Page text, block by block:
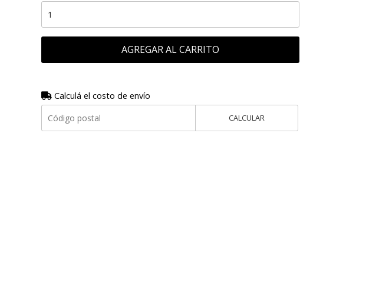
AGREGAR AL CARRITO
Calculá el costo de envío
CALCULAR